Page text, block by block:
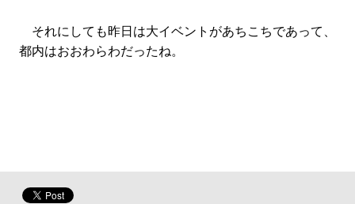
それにしても昨日は大イベントがあちこちであって、
都内はおおわらわだったね。